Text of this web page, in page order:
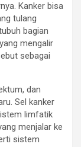
Kanker bisa
tulang
bagian
mengalir
sebagai
dan
Sel kanker
limfatik
menjalar ke
sistem